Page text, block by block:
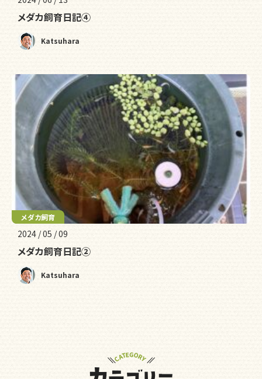
メダカ飼育日記④
Katsuhara
メダカ飼育
2024 / 05 / 09
メダカ飼育日記②
Katsuhara